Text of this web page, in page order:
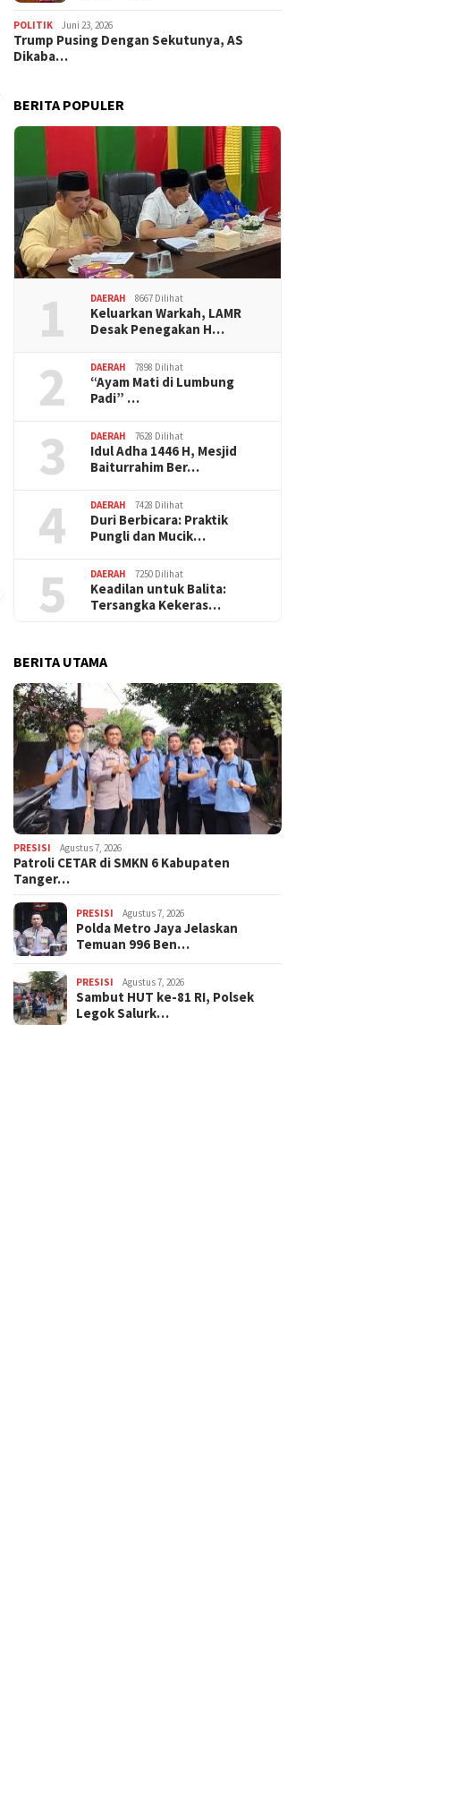
POLITIK Juni 23, 2026
Trump Pusing Dengan Sekutunya, AS
Dikaba…
BERITA POPULER
1 DAERAH 8667 Dilihat
Keluarkan Warkah, LAMR
Desak Penegakan H…
2 DAERAH 7898 Dilihat
“Ayam Mati di Lumbung
Padi” …
3 DAERAH 7628 Dilihat
Idul Adha 1446 H, Mesjid
Baiturrahim Ber…
4 DAERAH 7428 Dilihat
Duri Berbicara: Praktik
Pungli dan Mucik…
5 DAERAH 7250 Dilihat
Keadilan untuk Balita:
Tersangka Kekeras…
BERITA UTAMA
PRESISI Agustus 7, 2026
Patroli CETAR di SMKN 6 Kabupaten
Tanger…
PRESISI Agustus 7, 2026
Polda Metro Jaya Jelaskan
Temuan 996 Ben…
PRESISI Agustus 7, 2026
Sambut HUT ke-81 RI, Polsek
Legok Salurk…